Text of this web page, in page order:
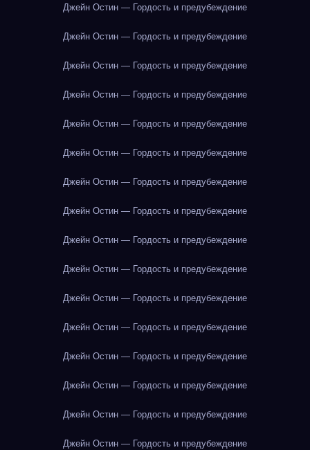
Джейн Остин — Гордость и предубеждение
Джейн Остин — Гордость и предубеждение
Джейн Остин — Гордость и предубеждение
Джейн Остин — Гордость и предубеждение
Джейн Остин — Гордость и предубеждение
Джейн Остин — Гордость и предубеждение
Джейн Остин — Гордость и предубеждение
Джейн Остин — Гордость и предубеждение
Джейн Остин — Гордость и предубеждение
Джейн Остин — Гордость и предубеждение
Джейн Остин — Гордость и предубеждение
Джейн Остин — Гордость и предубеждение
Джейн Остин — Гордость и предубеждение
Джейн Остин — Гордость и предубеждение
Джейн Остин — Гордость и предубеждение
Джейн Остин — Гордость и предубеждение